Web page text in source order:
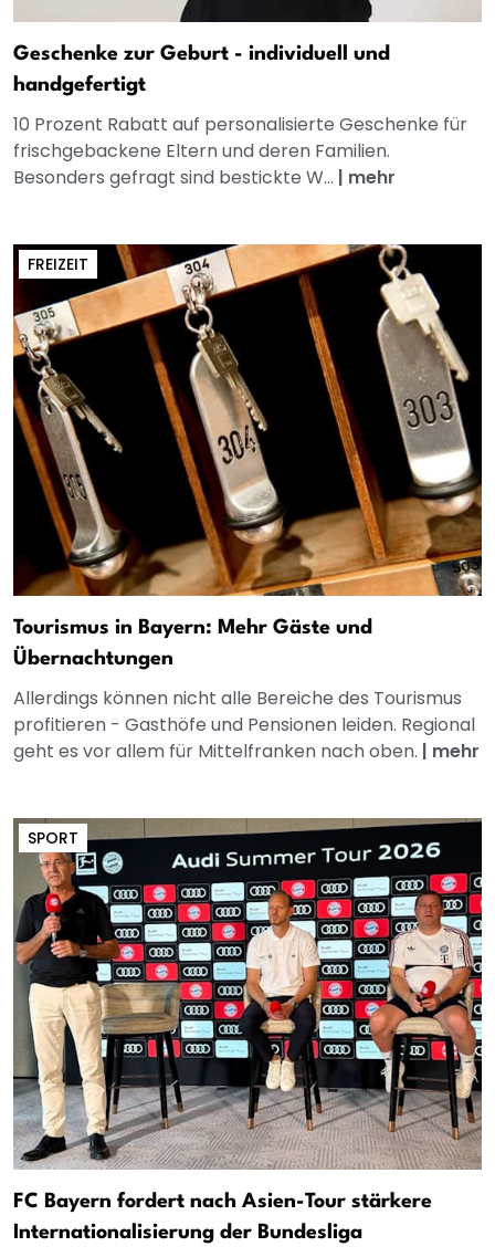
Geschenke zur Geburt - individuell und
handgefertigt
10 Prozent Rabatt auf personalisierte Geschenke für
frischgebackene Eltern und deren Familien.
Besonders gefragt sind bestickte W... | mehr
FREIZEIT
Tourismus in Bayern: Mehr Gäste und
Übernachtungen
Allerdings können nicht alle Bereiche des Tourismus
profitieren - Gasthöfe und Pensionen leiden. Regional
geht es vor allem für Mittelfranken nach oben. | mehr
SPORT
FC Bayern fordert nach Asien-Tour stärkere
Internationalisierung der Bundesliga